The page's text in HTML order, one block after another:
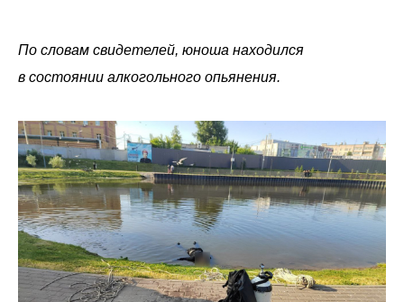
По словам свидетелей, юноша находился
в состоянии алкогольного опьянения.